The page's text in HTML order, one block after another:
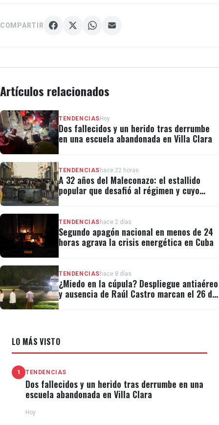
COMPARTIR
Artículos relacionados
TENDENCIASHoy
Dos fallecidos y un herido tras derrumbe
en una escuela abandonada en Villa Clara
TENDENCIAS hace 22 horas
A 32 años del Maleconazo: el estallido
popular que desafió al régimen y cuyo
TENDENCIAS hace 2 días
Segundo apagón nacional en menos de 24
horas agrava la crisis energética en Cuba
TENDENCIAS hace 8 días
¿Miedo en la cúpula? Despliegue antiaéreo
y ausencia de Raúl Castro marcan el 26 de
LO MÁS VISTO
1 TENDENCIAS
Dos fallecidos y un herido tras derrumbe en una
escuela abandonada en Villa Clara
Hoy